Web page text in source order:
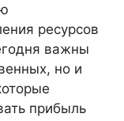
ресурсов
важны
но и
прибыль